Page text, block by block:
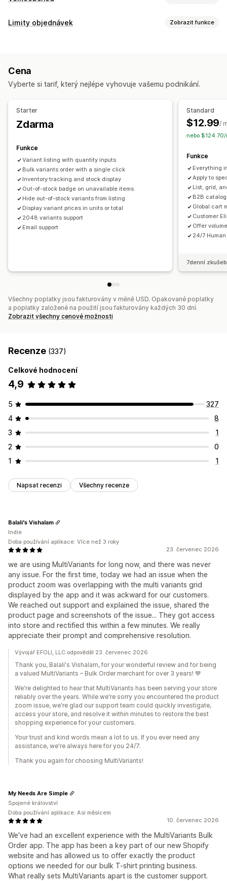
Možnosti nacenění
Řízení objednávek
Minima objednávek
Viditelnost produktů
Stav skladových zásob
Limity objednávek Zobrazit funkce
Minimální množství
Specifické podle produktu Specifické podle varianty
Upozornění na stránku produktu
Více jazyků
Cena
Vyberte si tarif, který nejlépe vyhovuje vašemu podnikání.
Starter
Zdarma
Funkce
Variant listing with quantity inputs
Bulk variants order with a single click
Inventory tracking and stock display
Out-of-stock badge on unavailable items
Hide out-of-stock variants from listing
Display variant prices in units or total
2048 variants support
Email support
Standard
$12.99/
nebo $124.70/
Funkce
Everything
Apply to
List, grid,
B2B
Global cart
Customer
Offer
24/7
7denní
Všechny poplatky jsou fakturovány v měně USD. Opakované poplatky
a poplatky založené na použití jsou fakturovány každých 30 dní.
Zobrazit všechny cenové možnosti
Recenze (337)
Celkové hodnocení
4,9
5
327
4
8
3
1
2
0
1
1
Napsat recenzi Všechny recenze
23. červenec 2026
we are using MultiVariants for long now, and there was never
any issue. For the first time, today we had an issue when the
product zoom was overlapping with the multi variants grid
displayed by the app and it was ackward for our customers.
We reached out support and explained the issue, shared the
product page and screenshots of the issue... They got access
into store and rectified this within a few minutes. We really
appreciate their prompt and comprehensive resolution.
Balali's Vishalam
Indie
Doba používání aplikace: Více než 3 roky
Vývojář EFOLI, LLC odpověděl 23. červenec 2026
Thank you, Balali's Vishalam, for your wonderful review and for being
a valued MultiVariants – Bulk Order merchant for over 3 years! 💙
We're delighted to hear that MultiVariants has been serving your store
reliably over the years. While we're sorry you encountered the product
zoom issue, we're glad our support team could quickly investigate,
access your store, and resolve it within minutes to restore the best
shopping experience for your customers.
Your trust and kind words mean a lot to us. If you ever need any
assistance, we're always here for you 24/7.
Thank you again for choosing MultiVariants!
10. červenec 2026
We've had an excellent experience with the MultiVariants Bulk
Order app. The app has been a key part of our new Shopify
website and has allowed us to offer exactly the product
options we needed for our bulk T-shirt printing business.
What really sets MultiVariants apart is the customer support.
My Needs Are Simple
Spojené království
Doba používání aplikace: Asi měsícem